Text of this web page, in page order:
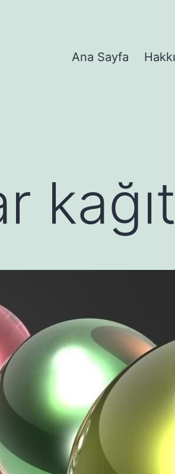
Ana Sayfa